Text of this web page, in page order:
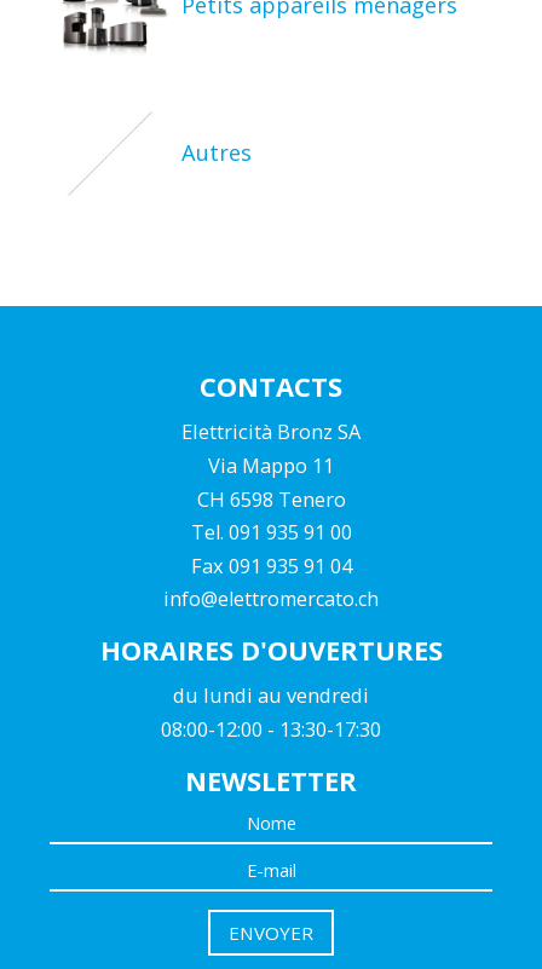
Autres
CONTACTS
Elettricità Bronz SA
Via Mappo 11
CH 6598 Tenero
Tel. 091 935 91 00
Fax 091 935 91 04
info@elettromercato.ch
HORAIRES D'OUVERTURES
du lundi au vendredi
08:00-12:00 - 13:30-17:30
NEWSLETTER